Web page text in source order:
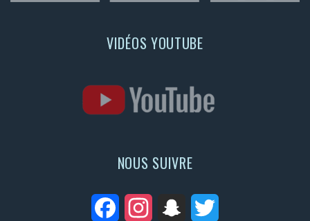
VIDÉOS YOUTUBE
NOUS SUIVRE
FacebookInstagramSnapchat